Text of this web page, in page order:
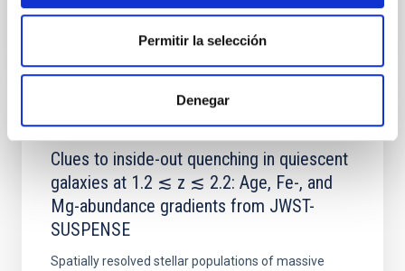
Permitir la selección
Denegar
BIBCODE 2026APJ..1003...83Y
CON ÁRBITRO
Clues to inside-out quenching in quiescent
galaxies at 1.2 ≲ z ≲ 2.2: Age, Fe-, and
Mg-abundance gradients from JWST-
SUSPENSE
Spatially resolved stellar populations of massive